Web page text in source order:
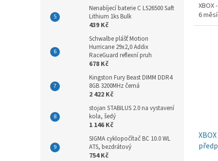
Nenabíjecí baterie C LS26500 Saft
Lithium 1ks Bulk
439 Kč
Schwalbe plášť Motion
Hurricane 29x2,0 Addix
RaceGuard reflexní pruh
678 Kč
Kingston Fury Beast DIMM DDR4
8GB 3200MHz černá
2 422 Kč
stojan STABILUS 2.0 na vystavení
kola, šedý
1 146 Kč
SIGMA cyklopočítač BC 10.0 WL
ATS, bezdrátový
754 Kč
XBOX
6